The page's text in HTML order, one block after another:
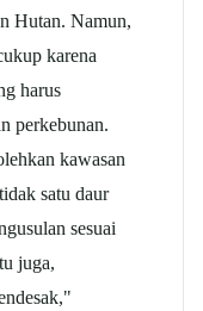
Hutan. Namun,
karena
harus
perkebunan.
kawasan
satu daur
sesuai
juga,